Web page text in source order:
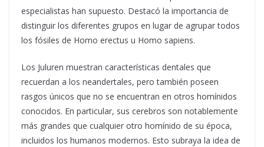
especialistas han supuesto. Destacó la importancia de
distinguir los diferentes grupos en lugar de agrupar todos
los fósiles de Homo erectus u Homo sapiens.
Los Juluren muestran características dentales que
recuerdan a los neandertales, pero también poseen
rasgos únicos que no se encuentran en otros homínidos
conocidos. En particular, sus cerebros son notablemente
más grandes que cualquier otro homínido de su época,
incluidos los humanos modernos. Esto subraya la idea de